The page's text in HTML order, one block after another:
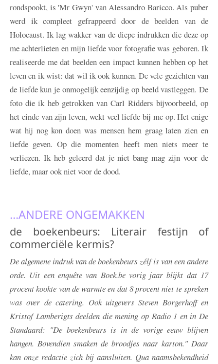
rondspookt, is 'Mr Gwyn' van Alessandro Baricco. Als puber
werd ik compleet gefrappeerd door de beelden van de
Holocaust. Ik lag wakker van de diepe indrukken die deze op
me achterlieten en mijn liefde voor fotografie was geboren. Ik
realiseerde me dat beelden een impact kunnen hebben op het
leven en ik wist: dat wil ik ook kunnen. De vele gezichten van
de liefde kun je onmogelijk eenzijdig op beeld vastleggen. De
foto die ik heb getrokken van Carl Ridders bijvoorbeeld, op
het einde van zijn leven, wekt veel liefde bij me op. Het enige
wat hij nog kon doen was mensen hem graag laten zien en
liefde geven. Op die momenten heeft men niets meer te
verliezen. Ik heb geleerd dat je niet bang mag zijn voor de
liefde, maar ook niet voor de dood.
...ANDERE ONGEMAKKEN
de boekenbeurs: Literair festijn of
commerciële kermis?
De algemene indruk van de boekenbeurs zélf is van een andere
orde. Uit een enquête van Boek.be vorig jaar blijkt dat 17
procent kookte van de warmte en dat 8 procent niet te spreken
was over de catering. Ook uitgevers Steven Borgerhoff en
Kristof Lamberigts deelden die mening op Radio 1 en in De
Standaard: "De boekenbeurs is in de vorige eeuw blijven
hangen. Bovendien smaken de broodjes naar karton." Daar
kan onze redactie zich bij aansluiten. Qua naamsbekendheid